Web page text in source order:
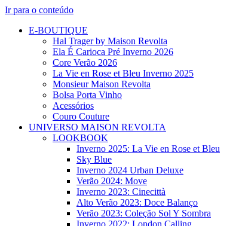
Ir para o conteúdo
E-BOUTIQUE
Hal Trager by Maison Revolta
Ela É Carioca Pré Inverno 2026
Core Verão 2026
La Vie en Rose et Bleu Inverno 2025
Monsieur Maison Revolta
Bolsa Porta Vinho
Acessórios
Couro Couture
UNIVERSO MAISON REVOLTA
LOOKBOOK
Inverno 2025: La Vie en Rose et Bleu
Sky Blue
Inverno 2024 Urban Deluxe
Verão 2024: Move
Inverno 2023: Cinecittà
Alto Verão 2023: Doce Balanço
Verão 2023: Coleção Sol Y Sombra
Inverno 2022: London Calling